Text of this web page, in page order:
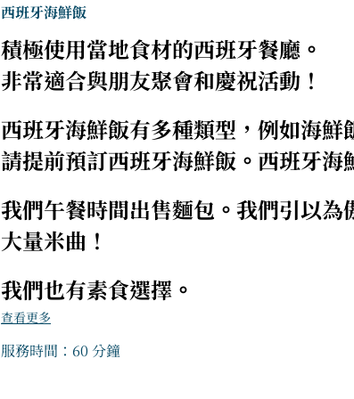
西班牙海鮮飯
積極使用當地食材的西班牙餐廳。
非常適合與朋友聚會和慶祝活動！
西班牙海鮮飯有多種類型，例如海
請提前預訂西班牙海鮮飯。西班牙海
我們午餐時間出售麵包。我們引以
大量米曲！
我們也有素食選擇。
查看更多
服務時間：60 分鐘